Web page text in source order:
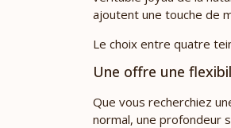
ajoutent une touche de
Le choix entre quatre
Une offre une
Que vous recherchiez
normal, une profondeur